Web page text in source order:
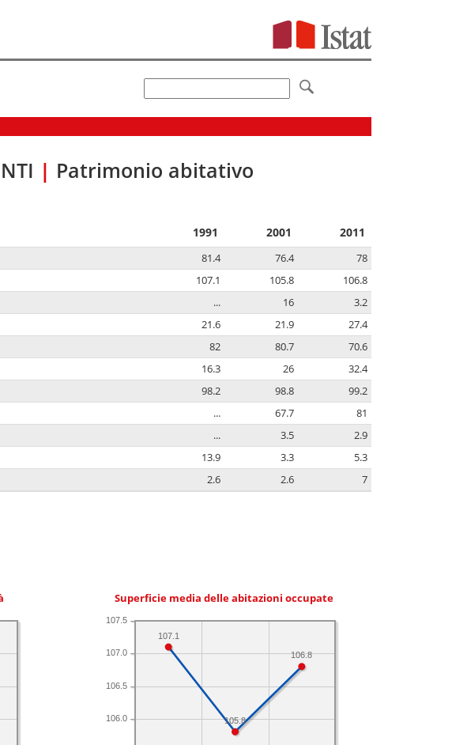
| Patrimonio abitativo
1991 2001 2011
81.4 76.4
78
107.1 105.8
106.8
... 16
3.2
21.6 21.9
27.4
82 80.7
70.6
16.3 26
32.4
98.2 98.8
99.2
... 67.7
81
... 3.5
2.9
13.9 3.3
5.3
2.6 2.6 7
Superficie media delle abitazioni occupate
106.0
106.5
107.0
107.5
106.8
105.8
107.1